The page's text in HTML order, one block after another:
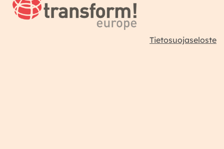
Tietosuojaseloste